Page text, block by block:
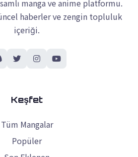
manga ve anime platformu.
haberler ve zengin topluluk
içeriği.
Keşfet
Tüm Mangalar
Popüler